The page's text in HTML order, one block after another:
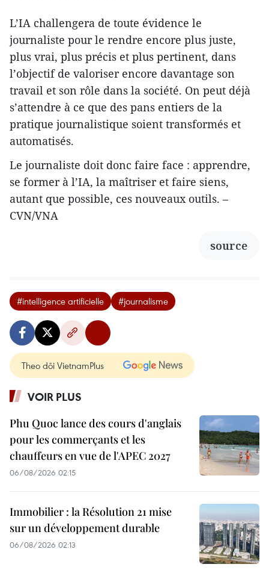
L’IA challengera de toute évidence le
journaliste pour le rendre encore plus juste,
plus vrai, plus précis et plus pertinent, dans
l’objectif de valoriser encore davantage son
travail et son rôle dans la société. On peut déjà
s’attendre à ce que des pans entiers de la
pratique journalistique soient transformés et
automatisés.
Le journaliste doit donc faire face : apprendre,
se former à l’IA, la maîtriser et faire siens,
autant que possible, ces nouveaux outils. –
CVN/VNA
source
#intelligence artificielle #journalisme
Theo dõi VietnamPlus
VOIR PLUS
Phu Quoc lance des cours d'anglais
pour les commerçants et les
chauffeurs en vue de l'APEC 2027
06/08/2026 02:15
Immobilier : la Résolution 21 mise
sur un développement durable
06/08/2026 02:13